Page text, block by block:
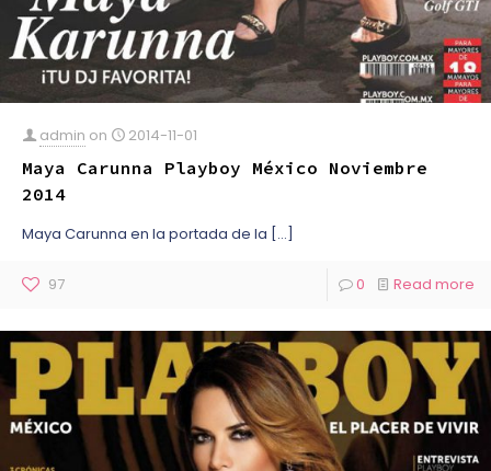
admin on 2014-11-01
Maya Carunna Playboy México Noviembre
2014
Maya Carunna en la portada de la […]
97 0 Read more